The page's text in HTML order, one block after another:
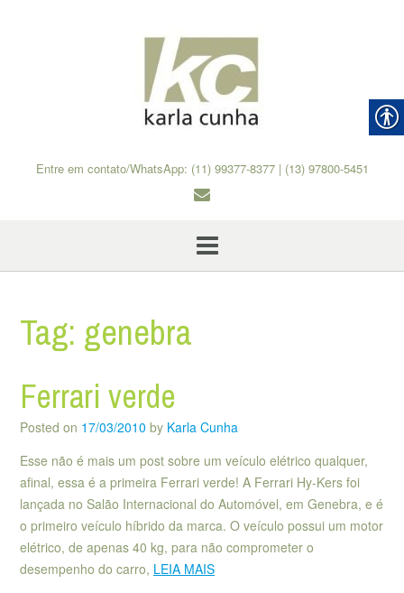
Entre em contato/WhatsApp: (11) 99377-8377 | (13) 97800-5451
Tag: genebra
Ferrari verde
Posted on 17/03/2010 by Karla Cunha
Esse não é mais um post sobre um veículo elétrico qualquer,
afinal, essa é a primeira Ferrari verde! A Ferrari Hy-Kers foi
lançada no Salão Internacional do Automóvel, em Genebra, e é
o primeiro veículo híbrido da marca. O veículo possui um motor
elétrico, de apenas 40 kg, para não comprometer o
desempenho do carro, LEIA MAIS